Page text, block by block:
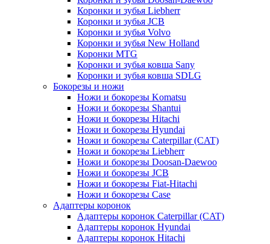
Коронки и зубья Liebherr
Коронки и зубья JCB
Коронки и зубья Volvo
Коронки и зубья New Holland
Коронки MTG
Коронки и зубья ковша Sany
Коронки и зубья ковша SDLG
Бокорезы и ножи
Ножи и бокорезы Komatsu
Ножи и бокорезы Shantui
Ножи и бокорезы Hitachi
Ножи и бокорезы Hyundai
Ножи и бокорезы Caterpillar (CAT)
Ножи и бокорезы Liebherr
Ножи и бокорезы Doosan-Daewoo
Ножи и бокорезы JCB
Ножи и бокорезы Fiat-Hitachi
Ножи и бокорезы Case
Адаптеры коронок
Адаптеры коронок Caterpillar (CAT)
Адаптеры коронок Hyundai
Адаптеры коронок Hitachi